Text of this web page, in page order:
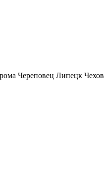
Череповец Липецк Чехов